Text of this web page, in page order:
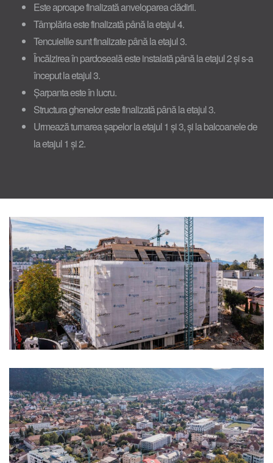
Este aproape finalizată anveloparea clădirii.
Tâmplăria este finalizată până la etajul 4.
Tencuielile sunt finalizate până la etajul 3.
Încălzirea în pardoseală este instalată până la etajul 2 și s-a
început la etajul 3.
Șarpanta este în lucru.
Structura ghenelor este finalizată până la etajul 3.
Urmează turnarea șapelor la etajul 1 și 3, și la balcoanele de
la etajul 1 și 2.